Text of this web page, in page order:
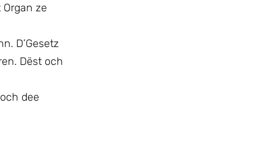
ze
D’Gesetz
Dëst och
dee